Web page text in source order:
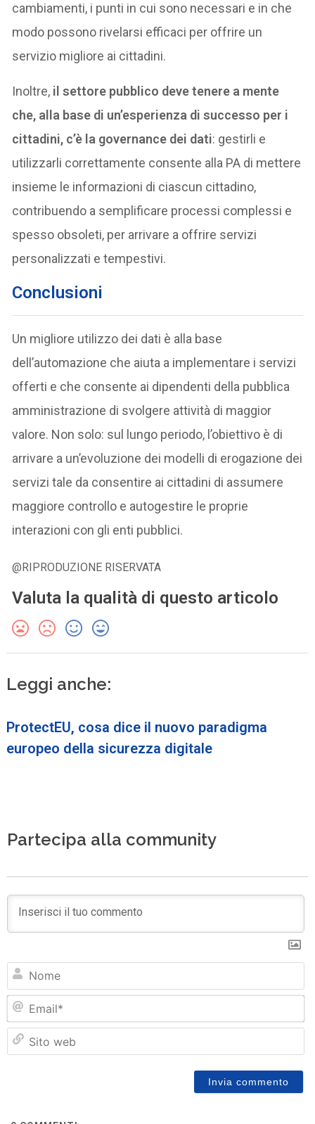
cambiamenti, i punti in cui sono necessari e in che
modo possono rivelarsi efficaci per offrire un
servizio migliore ai cittadini.
Inoltre, il settore pubblico deve tenere a mente
che, alla base di un’esperienza di successo per i
cittadini, c’è la governance dei dati: gestirli e
utilizzarli correttamente consente alla PA di mettere
insieme le informazioni di ciascun cittadino,
contribuendo a semplificare processi complessi e
spesso obsoleti, per arrivare a offrire servizi
personalizzati e tempestivi.
Conclusioni
Un migliore utilizzo dei dati è alla base
dell’automazione che aiuta a implementare i servizi
offerti e che consente ai dipendenti della pubblica
amministrazione di svolgere attività di maggior
valore. Non solo: sul lungo periodo, l’obiettivo è di
arrivare a un’evoluzione dei modelli di erogazione dei
servizi tale da consentire ai cittadini di assumere
maggiore controllo e autogestire le proprie
interazioni con gli enti pubblici.
@RIPRODUZIONE RISERVATA
Valuta la qualità di questo articolo
Leggi anche:
ProtectEU, cosa dice il nuovo paradigma
europeo della sicurezza digitale
Partecipa alla community